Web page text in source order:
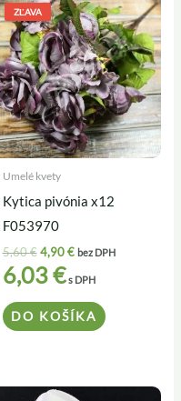
ZĽAVA
Umelé kvety
Kytica pivónia x12
F053970
5,60€
cena
bola:
5,60 €.
4,90€
cena
je:
4,90 €.
bez DPH
6,03€s DPH
DO KOŠÍKA